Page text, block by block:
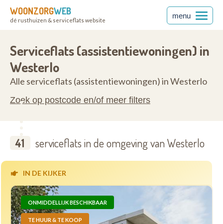
WOONZORGWEB
dé rusthuizen & serviceflats website
menu
Serviceflats (assistentiewoningen) in
Westerlo
Alle serviceflats (assistentiewoningen) in Westerlo
Zoek op postcode en/of meer filters
41 serviceflats in de omgeving van Westerlo
IN DE KIJKER
ONMIDDELLIJK BESCHIKBAAR
TE HUUR & TE KOOP